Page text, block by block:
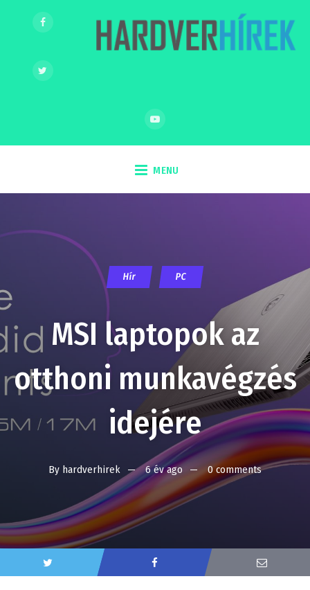
MENU
Hír PC
MSI laptopok az
otthoni munkavégzés
idejére
By hardverhirek 6 év ago 0 comments